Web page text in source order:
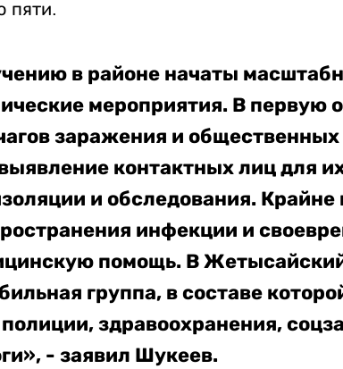
пяти.
в районе начаты
мероприятия. В первую
заражения и общественных
контактных лиц для
и обследования. Крайне
инфекции и
помощь. В
группа, в составе
здравоохранения,
- заявил Шукеев.